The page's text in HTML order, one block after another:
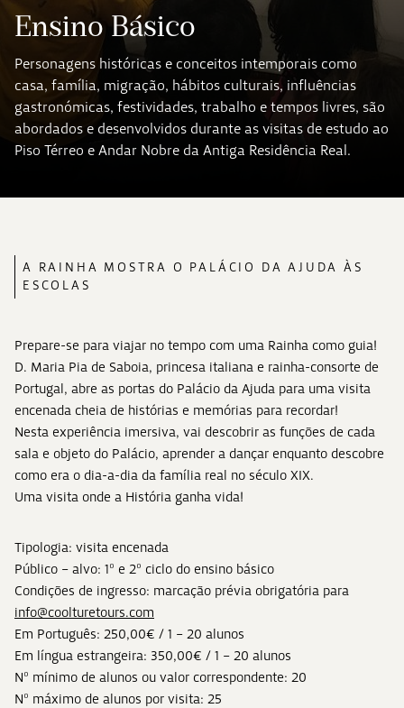
Ensino Básico
Personagens históricas e conceitos intemporais como
casa, família, migração, hábitos culturais, influências
gastronómicas, festividades, trabalho e tempos livres, são
abordados e desenvolvidos durante as visitas de estudo ao
Piso Térreo e Andar Nobre da Antiga Residência Real.
A RAINHA MOSTRA O PALÁCIO DA AJUDA ÀS
ESCOLAS
Prepare-se para viajar no tempo com uma Rainha como guia!
D. Maria Pia de Saboia, princesa italiana e rainha-consorte de
Portugal, abre as portas do Palácio da Ajuda para uma visita
encenada cheia de histórias e memórias para recordar!
Nesta experiência imersiva, vai descobrir as funções de cada
sala e objeto do Palácio, aprender a dançar enquanto descobre
como era o dia-a-dia da família real no século XIX.
Uma visita onde a História ganha vida!
Tipologia: visita encenada
Público – alvo: 1º e 2º ciclo do ensino básico
Condições de ingresso: marcação prévia obrigatória para
info@coolturetours.com
Em Português: 250,00€ / 1 – 20 alunos
Em língua estrangeira: 350,00€ / 1 – 20 alunos
Nº mínimo de alunos ou valor correspondente: 20
Nº máximo de alunos por visita: 25